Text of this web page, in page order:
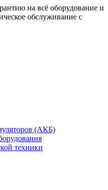
на всё оборудование и
обслуживание с
(АКБ)
техники